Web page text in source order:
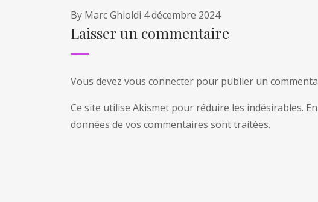
By Marc Ghioldi 4 décembre 2024
Laisser un commentaire
Vous devez vous connecter pour publier un
Ce site utilise Akismet pour réduire les indésirables.
données de vos commentaires sont traitées.